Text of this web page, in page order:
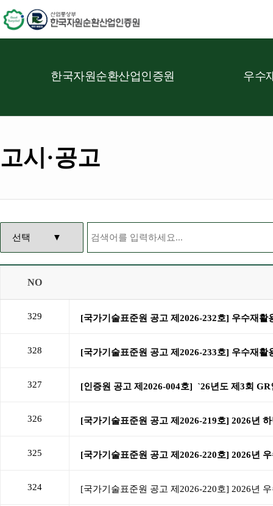
한국자원순환산업인증원 우수
고시·공고
NO
329
328
327
326
325
324